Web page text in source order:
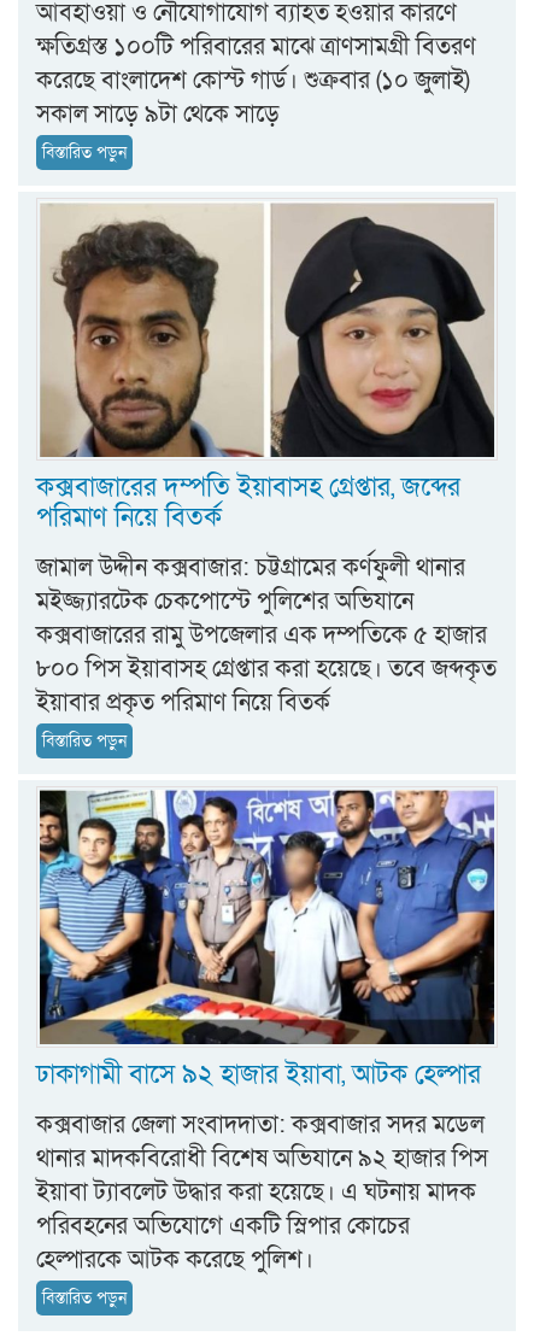
আবহাওয়া ও নৌযোগাযোগ ব্যাহত হওয়ার কারণে
ক্ষতিগ্রস্ত ১০০টি পরিবারের মাঝে ত্রাণসামগ্রী বিতরণ
করেছে বাংলাদেশ কোস্ট গার্ড। শুক্রবার (১০ জুলাই)
সকাল সাড়ে ৯টা থেকে সাড়ে
বিস্তারিত পড়ুন
কক্সবাজারের দম্পতি ইয়াবাসহ গ্রেপ্তার, জব্দের
পরিমাণ নিয়ে বিতর্ক
জামাল উদ্দীন কক্সবাজার: চট্টগ্রামের কর্ণফুলী থানার
মইজ্জ্যারটেক চেকপোস্টে পুলিশের অভিযানে
কক্সবাজারের রামু উপজেলার এক দম্পতিকে ৫ হাজার
৮০০ পিস ইয়াবাসহ গ্রেপ্তার করা হয়েছে। তবে জব্দকৃত
ইয়াবার প্রকৃত পরিমাণ নিয়ে বিতর্ক
বিস্তারিত পড়ুন
ঢাকাগামী বাসে ৯২ হাজার ইয়াবা, আটক হেল্পার
কক্সবাজার জেলা সংবাদদাতা: কক্সবাজার সদর মডেল
থানার মাদকবিরোধী বিশেষ অভিযানে ৯২ হাজার পিস
ইয়াবা ট্যাবলেট উদ্ধার করা হয়েছে। এ ঘটনায় মাদক
পরিবহনের অভিযোগে একটি স্লিপার কোচের
হেল্পারকে আটক করেছে পুলিশ।
বিস্তারিত পড়ুন